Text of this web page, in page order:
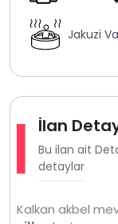
Jakuzi
İlan
Bu ilan ait
detaylar
Kalkan akbel